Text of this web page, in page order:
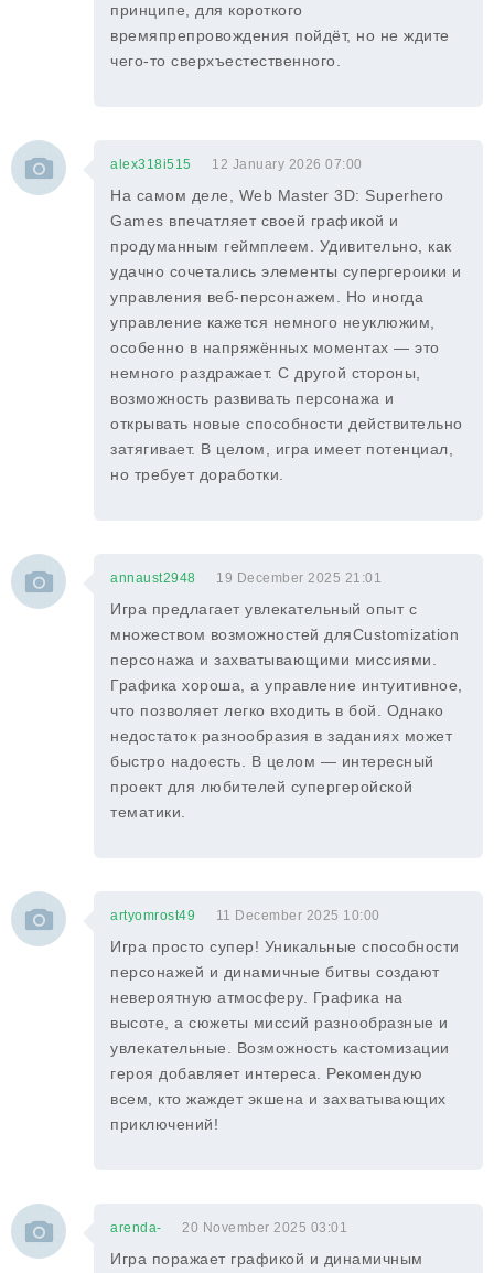
принципе, для короткого
времяпрепровождения пойдёт, но не ждите
чего-то сверхъестественного.
alex318i515 12 January 2026 07:00
На самом деле, Web Master 3D: Superhero
Games впечатляет своей графикой и
продуманным геймплеем. Удивительно, как
удачно сочетались элементы супергероики и
управления веб-персонажем. Но иногда
управление кажется немного неуклюжим,
особенно в напряжённых моментах — это
немного раздражает. С другой стороны,
возможность развивать персонажа и
открывать новые способности действительно
затягивает. В целом, игра имеет потенциал,
но требует доработки.
annaust2948 19 December 2025 21:01
Игра предлагает увлекательный опыт с
множеством возможностей дляCustomization
персонажа и захватывающими миссиями.
Графика хороша, а управление интуитивное,
что позволяет легко входить в бой. Однако
недостаток разнообразия в заданиях может
быстро надоесть. В целом — интересный
проект для любителей супергеройской
тематики.
artyomrost49 11 December 2025 10:00
Игра просто супер! Уникальные способности
персонажей и динамичные битвы создают
невероятную атмосферу. Графика на
высоте, а сюжеты миссий разнообразные и
увлекательные. Возможность кастомизации
героя добавляет интереса. Рекомендую
всем, кто жаждет экшена и захватывающих
приключений!
arenda- 20 November 2025 03:01
Игра поражает графикой и динамичным